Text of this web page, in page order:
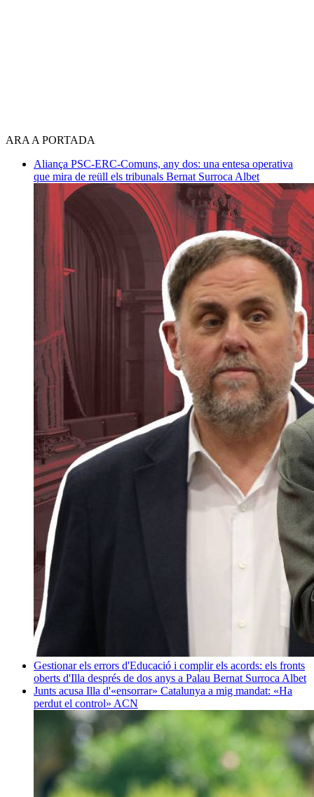
ARA A PORTADA
Aliança PSC-ERC-Comuns, any dos: una entesa operativa
que mira de reüll els tribunals Bernat Surroca Albet
Gestionar els errors d'Educació i complir els acords: els fronts
oberts d'Illa després de dos anys a Palau Bernat Surroca Albet
Junts acusa Illa d'«ensorrar» Catalunya a mig mandat: «Ha
perdut el control» ACN